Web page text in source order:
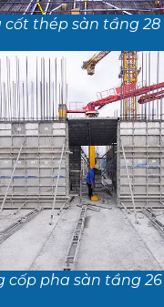
cốt thép sàn tầng
cốp pha sàn tầng